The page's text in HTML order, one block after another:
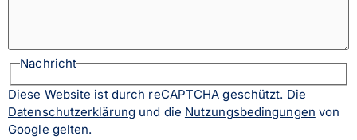
Nachricht
Diese Website ist durch reCAPTCHA geschützt. Die
Datenschutzerklärung und die Nutzungsbedingungen von
Google gelten.